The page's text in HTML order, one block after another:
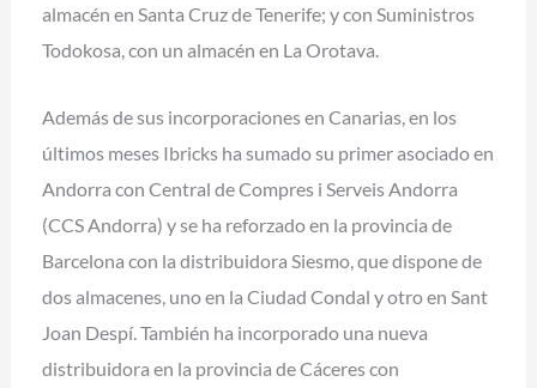
almacén en Santa Cruz de Tenerife; y con Suministros
Todokosa, con un almacén en La Orotava.
Además de sus incorporaciones en Canarias, en los
últimos meses Ibricks ha sumado su primer asociado en
Andorra con Central de Compres i Serveis Andorra
(CCS Andorra) y se ha reforzado en la provincia de
Barcelona con la distribuidora Siesmo, que dispone de
dos almacenes, uno en la Ciudad Condal y otro en Sant
Joan Despí. También ha incorporado una nueva
distribuidora en la provincia de Cáceres con